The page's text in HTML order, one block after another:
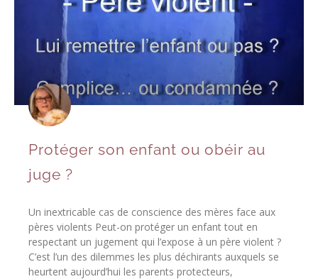
Protéger son enfant ou obéir au
juge ?
Un inextricable cas de conscience des mères face aux
pères violents Peut-on protéger un enfant tout en
respectant un jugement qui l’expose à un père violent ?
C’est l’un des dilemmes les plus déchirants auxquels se
heurtent aujourd’hui les parents protecteurs,